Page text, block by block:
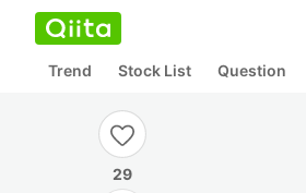
Trend Stock List Question
29